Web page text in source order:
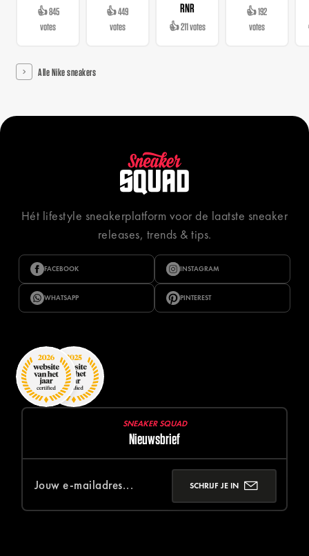
👍 845
votes
👍 449
votes
RNR
👍 211 votes
👍 192
votes
Alle Nike sneakers
Hét lifestyle sneakerplatform voor de laatste sneaker
releases, trends & tips.
FACEBOOK INSTAGRAM
WHATSAPP PINTEREST
SNEAKER SQUAD
Nieuwsbrief
SCHRIJF JE IN